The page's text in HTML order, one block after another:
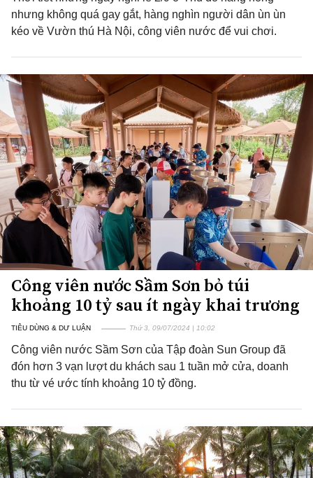
nhưng không quá gay gắt, hàng nghìn người dân ùn ùn
kéo về Vườn thú Hà Nội, công viên nước để vui chơi.
Công viên nước Sầm Sơn bỏ túi
khoảng 10 tỷ sau ít ngày khai trương
TIÊU DÙNG & DƯ LUẬN Thứ 3, 09/07/2024 | 10:02
Công viên nước Sầm Sơn của Tập đoàn Sun Group đã
đón hơn 3 vạn lượt du khách sau 1 tuần mở cửa, doanh
thu từ vé ước tính khoảng 10 tỷ đồng.